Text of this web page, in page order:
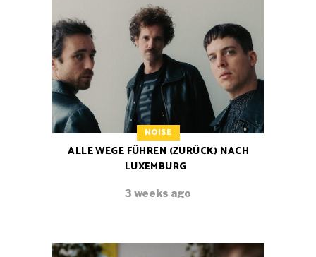
NOISE
ALLE WEGE FÜHREN (ZURÜCK) NACH
LUXEMBURG
3 weeks ago